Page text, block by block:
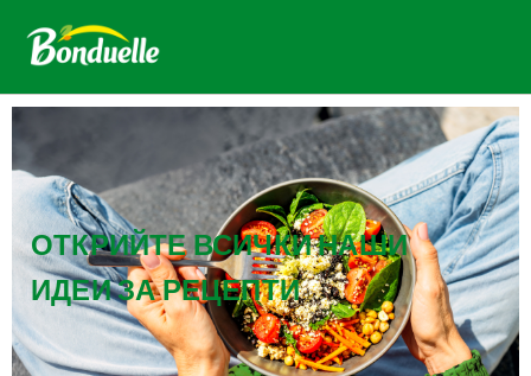
ОТКРИЙТЕ ВСИЧКИ НАШИ
ИДЕИ ЗА РЕЦЕПТИ